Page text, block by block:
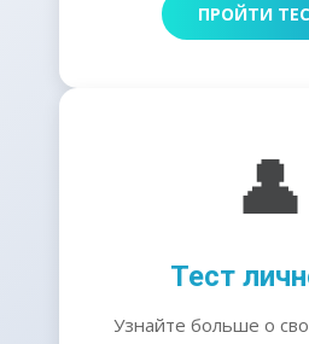
ПРОЙТИ
👤
Тест
Узнайте больше о